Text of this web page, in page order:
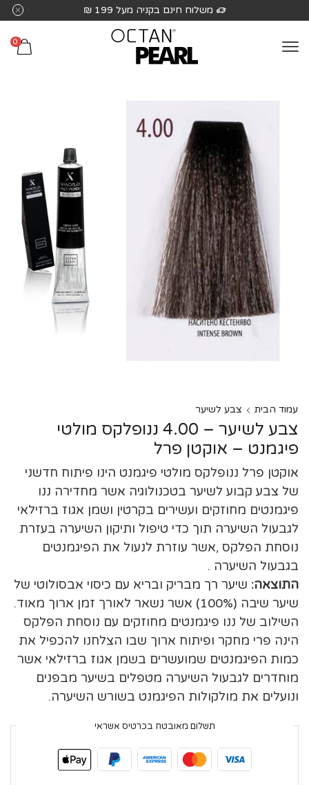
לֵב:
בְּאֲתָר
משלוח חינם בקניה מעל 199 ₪
0
עמוד הבית צבע לשיער
צבע לשיער – 4.00 ננופלקס מולטי
פיגמנט – אוקטן פרל
אוקטן פרל ננופלקס מולטי פיגמנט הינו פיתוח חדשני
של צבע קבוע לשיער בטכנולוגיה אשר מחדירה ננו
פיגמנטים מחוזקים ועשירים בקרטין ושמן אגוז ברזילאי
לגבעול השיערה תוך כדי טיפול ותיקון השיערה בעזרת
נוסחת הפלקס ,אשר עוזרת לנעול את הפיגמנטים
בגבעול השיערה .
התוצאה: שיער רך מבריק ובריא עם כיסוי אבסולוטי של
שיער שיבה (100%) אשר נשאר לאורך זמן ארוך מאוד.
השילוב של ננו פיגמנטים מחוזקים עם נוסחת הפלקס
הינה פרי מחקר ופיתוח ארוך שבו הצלחנו להכפיל את
כמות הפיגמנטים שמועשרים בשמן אגוז ברזילאי אשר
מוחדרים לגבעול השיערה מטפלים בשיער מבפנים
ונועלים את מולקולות הפיגמנט בשורש השיערה.
תשלום מאובטח בכרטיס אשראי